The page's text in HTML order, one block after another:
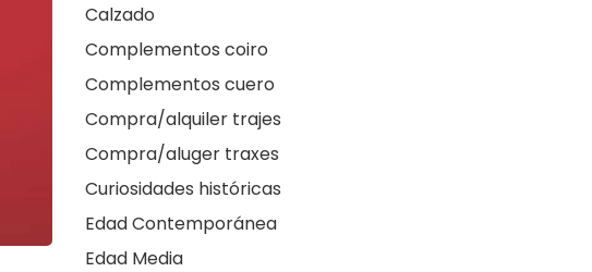
Calzado
Complementos coiro
Complementos cuero
Compra/alquiler trajes
Compra/aluger traxes
Curiosidades históricas
Edad Contemporánea
Edad Media